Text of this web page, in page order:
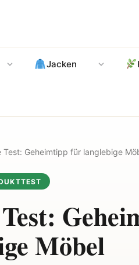
Jacken
Geheimtipp für langlebige
Möbel